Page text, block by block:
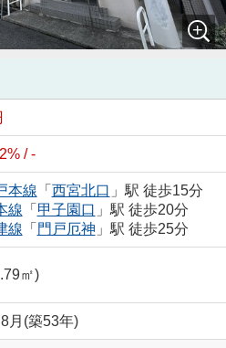
/ -
本線 「 西宮北口 」駅 徒歩15分
線 「 甲子園口 」駅 徒歩20分
線 「 門戸厄神 」駅 徒歩25分
㎡)
月(築53年)